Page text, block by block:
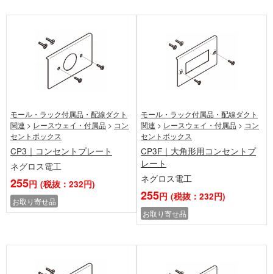
モール・ラック付属品・配線ダクト
関連 > レースウェイ・付属品 > コン
セントボックス
CP3｜コンセントプレート
ネグロス電工
255円 (税抜：232円)
お取り寄せ品
モール・ラック付属品・配線ダクト
関連 > レースウェイ・付属品 > コン
セントボックス
CP3F｜大角形用コンセントプ
レート
ネグロス電工
255円 (税抜：232円)
お取り寄せ品